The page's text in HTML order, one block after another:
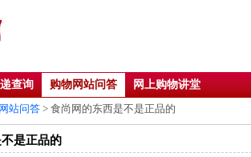
查询 购物网站问答
网上购物讲堂
站问答 > 食尚网的东西是不是正品的
是正品的